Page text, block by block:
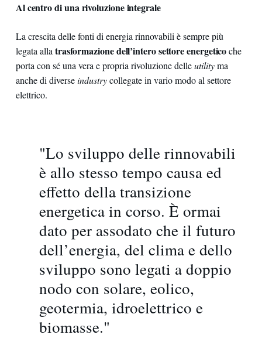
Al centro di una rivoluzione integrale
La crescita delle fonti di energia rinnovabili è sempre più
legata alla trasformazione dell’intero settore energeticoche
porta con sé una vera e propria rivoluzione delleutilityma
anche di diverseindustrycollegate in vario modo al settore
elettrico.
"Lo sviluppo delle rinnovabili
è allo stesso tempo causa ed
effetto della transizione
energetica in corso. È ormai
dato per assodato che il futuro
dell’energia, del clima e dello
sviluppo sono legati a doppio
nodo con solare, eolico,
geotermia, idroelettrico e
biomasse."